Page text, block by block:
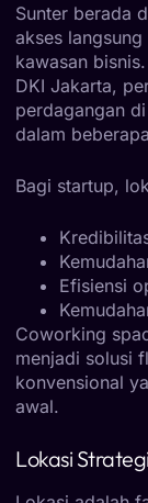
Sunter berada
akses
kawasan
DKI Jakarta,
perdagangan
dalam
Bagi startup,
Efisiensi
Coworking
menjadi solusi
konvensional
awal.
Lokasi